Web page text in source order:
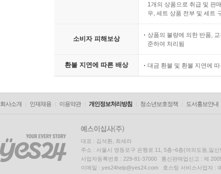
1개의 상품으로 취급 및 판
우, 세트 상품 전부 및 세트
소비자 피해보상
상품의 불량에 의한 반품,
준하여 처리됨
환불 지연에 따른 배상 대금 환불 및 환불 지연에
회사소개 인재채용 이용약관 개인정보처리방침 청소년보호정책 도서홍보안내
대표 : 김석환, 최세라
주소 : 서울시 영등포구 은행로 11, 5층~6층(여의도동,일신
사업자등록번호 : 229-81-37000 통신판매업신고 : 제
이메일 : yes24help@yes24.com 호스팅 서비스사업자 :